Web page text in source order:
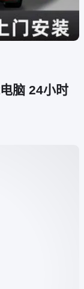
脑 24小时